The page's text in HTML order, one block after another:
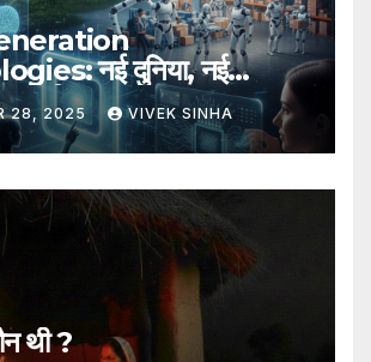
नई दुनिया, नई
भविष्य
28, 2025 VIVEK SINHA
थी ?